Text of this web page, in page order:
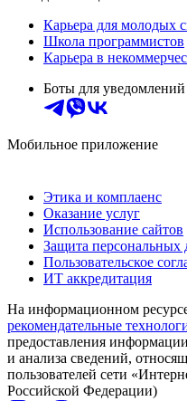
Карьера для молодых
Школа программистов
Карьера в
Боты для уведомлений
Мобильное приложение
Этика и комплаенс
Оказание услуг
Использование сайтов
Защита персональных
Пользовательское
ИТ аккредитация
На информационном
рекомендательные
предоставления
и анализа сведений,
пользователей сети
Российской Федерации)